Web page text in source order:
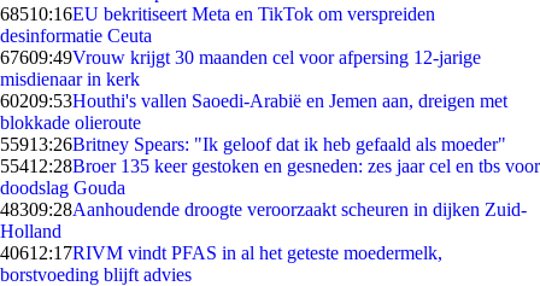
68510:16EU bekritiseert Meta en TikTok om verspreiden
desinformatie Ceuta
67609:49Vrouw krijgt 30 maanden cel voor afpersing 12-jarige
misdienaar in kerk
60209:53Houthi's vallen Saoedi-Arabië en Jemen aan, dreigen met
blokkade olieroute
55913:26Britney Spears: "Ik geloof dat ik heb gefaald als moeder"
55412:28Broer 135 keer gestoken en gesneden: zes jaar cel en tbs voor
doodslag Gouda
48309:28Aanhoudende droogte veroorzaakt scheuren in dijken Zuid-
Holland
40612:17RIVM vindt PFAS in al het geteste moedermelk,
borstvoeding blijft advies